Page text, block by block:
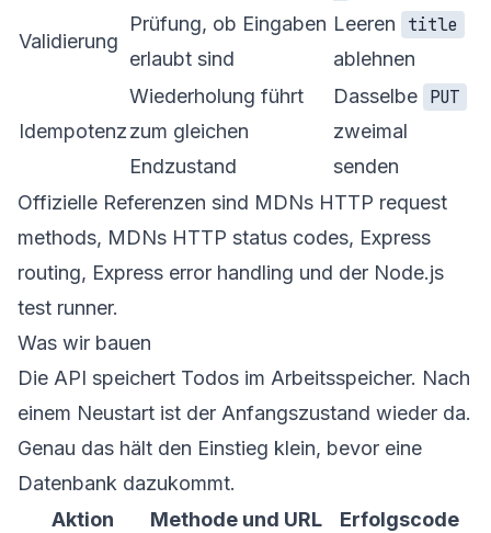
Validierung
Prüfung, ob Eingaben
erlaubt sind
Leeren
title
ablehnen
Idempotenz
Wiederholung führt
zum gleichen
Endzustand
Dasselbe PUT
zweimal
senden
Offizielle Referenzen sind MDNs HTTP request
methods, MDNs HTTP status codes, Express
routing, Express error handling und der Node.js
test runner.
Was wir bauen
Die API speichert Todos im Arbeitsspeicher. Nach
einem Neustart ist der Anfangszustand wieder da.
Genau das hält den Einstieg klein, bevor eine
Datenbank dazukommt.
Aktion
Methode und URL
Erfolgscode